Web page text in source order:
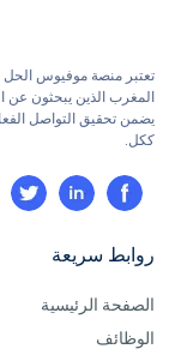
تعتبر منصة موفيوس
المغرب الذين يبحثون
يضمن تحقيق التواصل
ككل.
روابط سريعة
الصفحة الرئيسية
الوظائف